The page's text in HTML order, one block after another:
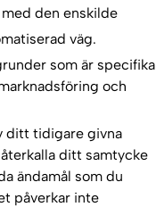
den enskilde
väg.
som är specifika
och
ditt tidigare givna
ditt samtycke
ändamål som du
påverkar inte